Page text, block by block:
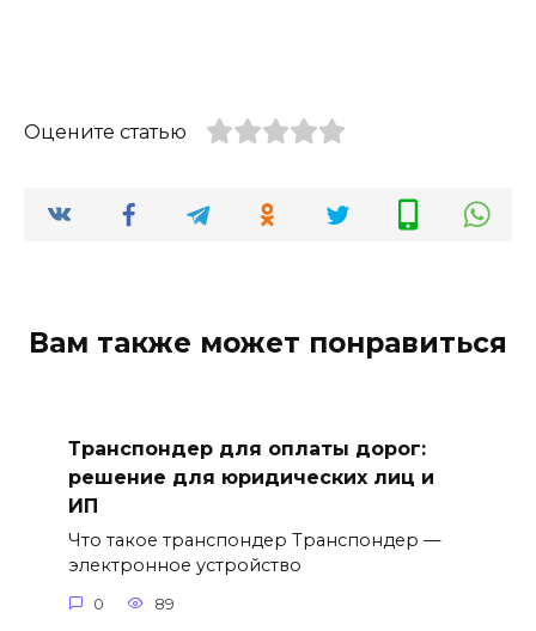
Оцените статью
Вам также может понравиться
Транспондер для оплаты дорог:
решение для юридических лиц и
ИП
Что такое транспондер Транспондер —
электронное устройство
0 89